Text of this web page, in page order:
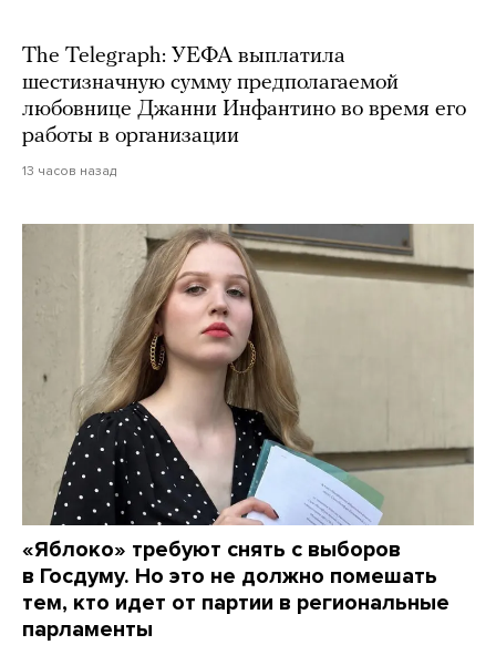
The Telegraph: УЕФА выплатила
шестизначную сумму предполагаемой
любовнице Джанни Инфантино во время его
работы в организации
13 часов назад
«Яблоко» требуют снять с выборов
в Госдуму. Но это не должно помешать
тем, кто идет от партии в региональные
парламенты